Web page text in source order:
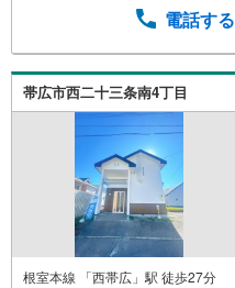
電話する
帯広市西二十三条南4丁目
根室本線 「西帯広」駅 徒歩27分